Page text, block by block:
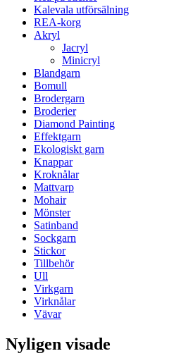
Kalevala utförsälning
REA-korg
Akryl
Jacryl
Minicryl
Blandgarn
Bomull
Brodergarn
Broderier
Diamond Painting
Effektgarn
Ekologiskt garn
Knappar
Kroknålar
Mattvarp
Mohair
Mönster
Satinband
Sockgarn
Stickor
Tillbehör
Ull
Virkgarn
Virknålar
Vävar
Nyligen visade